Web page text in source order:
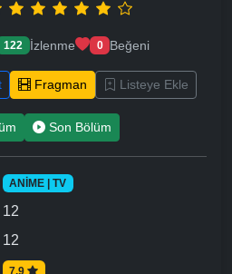
122 İzlenme 0 Beğeni
Fragman Listeye Ekle
Son Bölüm
ANIME | TV
12
12
7.9